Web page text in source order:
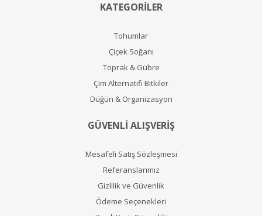
KATEGORİLER
Tohumlar
Çiçek Soğanı
Toprak & Gübre
Çim Alternatifi Bitkiler
Düğün & Organizasyon
GÜVENLİ ALIŞVERİŞ
Mesafeli Satış Sözleşmesi
Referanslarımız
Gizlilik ve Güvenlik
Ödeme Seçenekleri